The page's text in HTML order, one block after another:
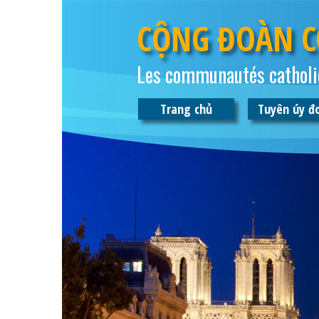
CỘNG ĐOÀN
Les communautés
Trang chủ Tuyên úy